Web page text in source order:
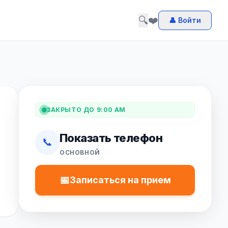
🔍❤️ 👤 Войти
ЗАКРЫТО ДО 9:00 AM
📞 Показать телефон
ОСНОВНОЙ
📅Записаться на прием